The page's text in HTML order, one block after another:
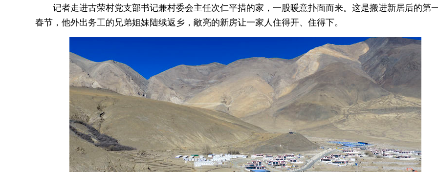
记者走进古荣村党支部书记兼村委会主任次仁平措的家，一股暖意扑面而来。这是搬进新居后的第
春节，他外出务工的兄弟姐妹陆续返乡，敞亮的新房让一家人住得开、住得下。